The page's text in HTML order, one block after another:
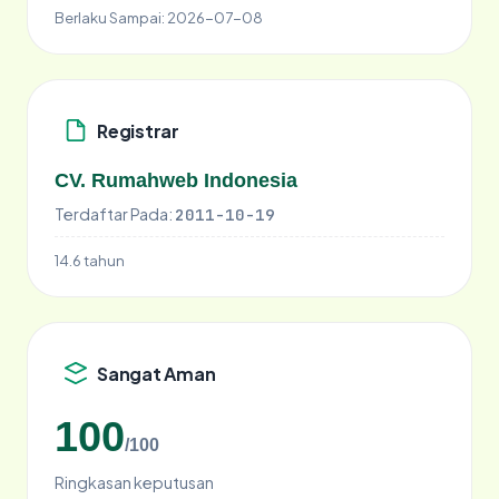
Berlaku Sampai: 2026-07-08
Registrar
CV. Rumahweb Indonesia
Terdaftar Pada: 2011-10-19
14.6 tahun
Sangat Aman
100/100
Ringkasan keputusan